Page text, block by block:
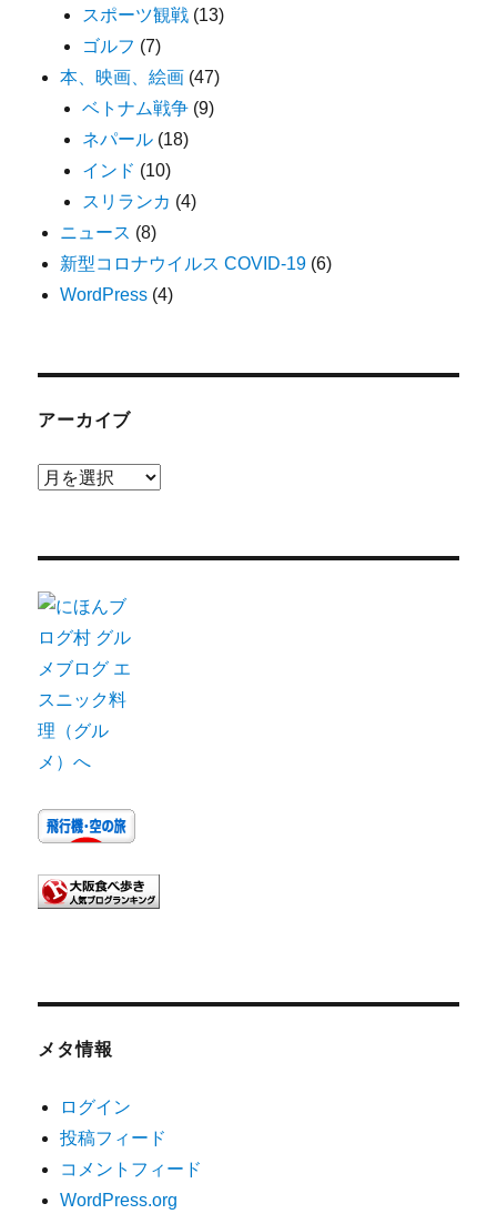
スポーツ観戦 (13)
ゴルフ (7)
本、映画、絵画 (47)
ベトナム戦争 (9)
ネパール (18)
インド (10)
スリランカ (4)
ニュース (8)
新型コロナウイルス COVID-19 (6)
WordPress (4)
アーカイブ
ア
ブ
メタ情報
ログイン
投稿フィード
コメントフィード
WordPress.org